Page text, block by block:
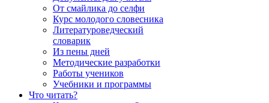
От смайлика до селфи
Курс молодого словесника
Литературоведческий
словарик
Из пены дней
Методические разработки
Работы учеников
Учебники и программы
Что читать?